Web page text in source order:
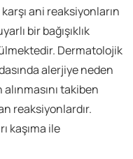
ani reaksiyonların
bir bağışıklık
Dermatolojik
alerjiye neden
takiben
reaksiyonlardır.
kaşıma ile